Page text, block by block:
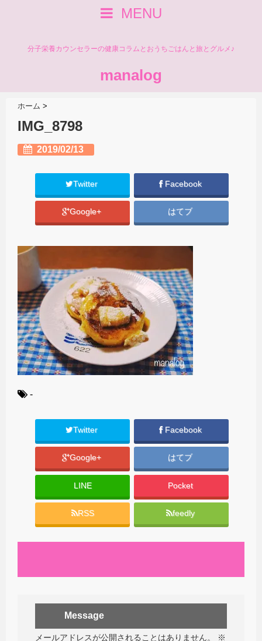
MENU
分子栄養カウンセラーの健康コラムとおうちごはんと旅とグルメ♪
manalog
ホーム >
IMG_8798
2019/02/13
Twitter Facebook
Google+ はてブ
-
Twitter Facebook
Google+ はてブ
LINE Pocket
RSS feedly
Message
メールアドレスが公開されることはありません。
※